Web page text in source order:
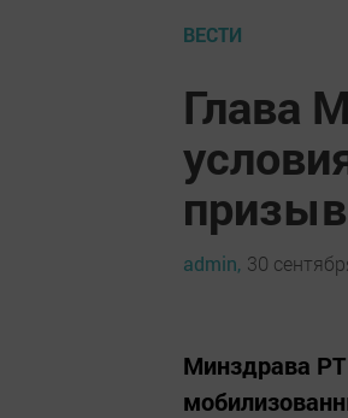
ВЕСТИ
Глава
admin, 30
Минздрава